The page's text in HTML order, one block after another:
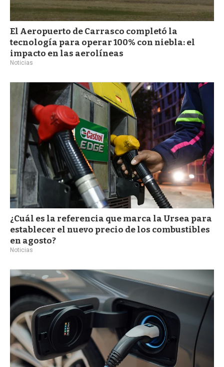
El Aeropuerto de Carrasco completó la
tecnología para operar 100% con niebla: el
impacto en las aerolíneas
Noticias
¿Cuál es la referencia que marca la Ursea para
establecer el nuevo precio de los combustibles
en agosto?
Noticias